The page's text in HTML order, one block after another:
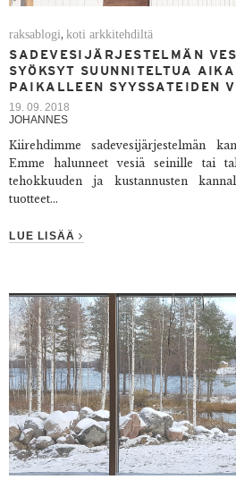
raksablogi,koti arkkitehdiltä
SADEVESIJÄRJESTELMÄN
SYÖKSYT SUUNNITELTUA
PAIKALLEEN SYYSSATEIDEN
19. 09. 2018
JOHANNES
Kiirehdimme sadevesijärjestelmän
Emme halunneet vesiä seinille tai
tehokkuuden ja kustannusten
tuotteet...
LUE LISÄÄ